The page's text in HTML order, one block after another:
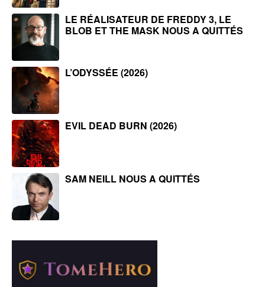
LE RÉALISATEUR DE FREDDY 3, LE
BLOB ET THE MASK NOUS A QUITTÉS
L’ODYSSÉE (2026)
EVIL DEAD BURN (2026)
SAM NEILL NOUS A QUITTÉS